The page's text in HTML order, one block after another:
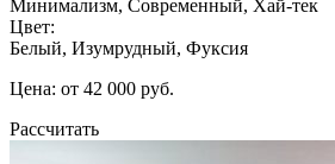
Минимализм, Современный, Хай-тек
Цвет:
Белый, Изумрудный, Фуксия
Цена: от 42 000 руб.
Рассчитать